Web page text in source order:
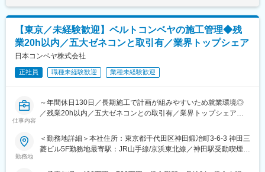
■組織構成
・人員構成：10名
・40、50代を中心に構成されています。
■就業環境
・長期的な工期が前もって決まっており、急な呼び出しや夜間対
応は発生しないため、ワークライフバランスを保ちながら就業が
可能です。
・残業時間は月平均20h以内です。
お休みです。（土曜日出勤の分は振替休日を取得いただきます。
繰り越しも可能なため長期休暇にする方もいます。）
通じて上下する可能性があります。月給(月額)は固定手当を含めた
表記です。
【東京／未経験歓迎】ベルトコンベヤの施工管理◆残
業20h以内／五大ゼネコンと取引有／業界トップシェア
日本コンベヤ株式会社
正社員 職種未経験歓迎 業種未経験歓迎
仕事内容
～年間休日130日／長期施工で計画が組みやすいため就業環境◎
／残業20h以内／五大ゼネコンとの取引有／業界トップシェア／
歓迎～
勤務地
＜勤務地詳細＞本社住所：東京都千代田区神田鍛冶町3-6-3 神田三
菱ビル5F勤務地最寄駅：JR山手線/京浜東北線／神田駅受動喫煙対